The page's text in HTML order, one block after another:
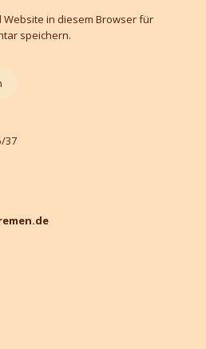
Website in diesem Browser für
speichern.
37